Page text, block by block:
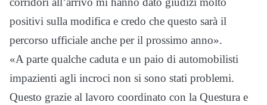
positivi sulla modifica e credo che questo sarà il
percorso ufficiale anche per il prossimo anno».
«A parte qualche caduta e un paio di automobilisti
impazienti agli incroci non si sono stati problemi.
Questo grazie al lavoro coordinato con la Questura e